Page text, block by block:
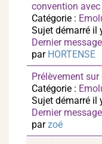
convention
Catégorie :
Sujet démarré il
Dernier message
par HORTENSE
Prélèvement
Catégorie :
Sujet démarré il
Dernier message
parzoé